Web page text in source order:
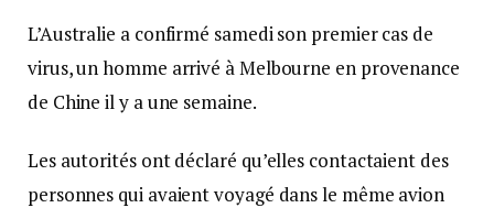
L’Australie a confirmé samedi son premier cas de
virus, un homme arrivé à Melbourne en provenance
de Chine il y a une semaine.
Les autorités ont déclaré qu’elles contactaient des
personnes qui avaient voyagé dans le même avion